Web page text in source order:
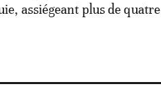
assiégeant plus de quatre